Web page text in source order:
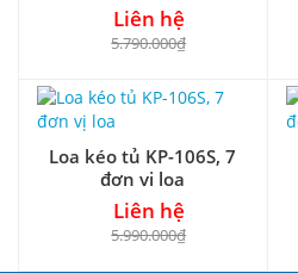
Liên hệ
5.790.000₫
Loa kéo tủ KP-106S, 7
đơn vị loa
Liên hệ
5.990.000₫